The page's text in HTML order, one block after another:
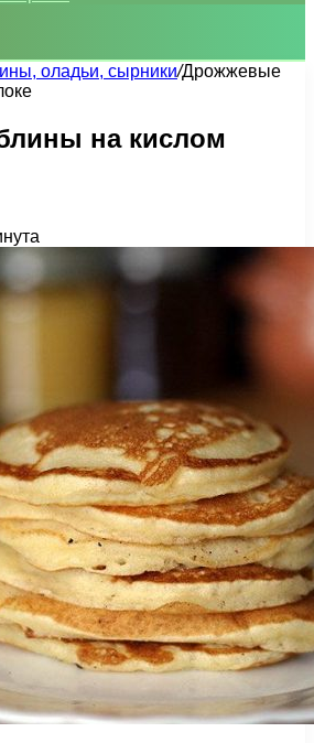
оладьи, сырники/Дрожжевые
на кислом